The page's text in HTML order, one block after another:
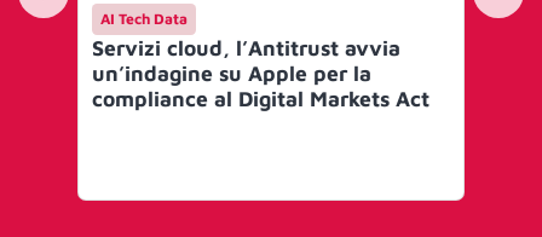
AI Tech Data
Servizi cloud, l’Antitrust avvia
un’indagine su Apple per la
compliance al Digital Markets Act